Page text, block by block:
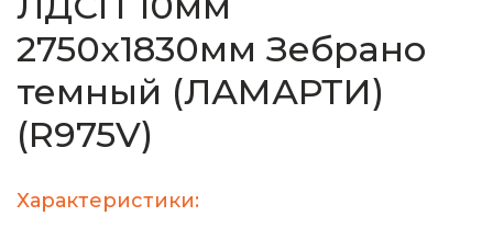
2750х1830мм Зебрано
темный (ЛАМАРТИ)
(R975V)
Характеристики: